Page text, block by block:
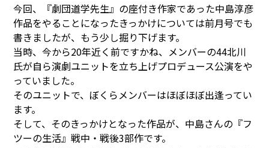
今回、『劇団道学先生』の座付き作家であった中島淳彦
作品をやることになったきっかけについては前月号でも
書きましたが、もう少し掘り下げます。
当時、今から20年近く前ですかね、メンバーの44北川
氏が自ら演劇ユニットを立ち上げプロデュース公演をや
っていました。
そのユニットで、ぼくらメンバーはほぼほぼ出逢ってい
ます。
そして、そのきっかけとなった作品が、中島さんの『フ
ツーの生活』戦中・戦後3部作です。